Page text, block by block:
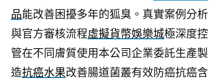
品能改善困擾多年的狐臭。真實案例分析
與官方審核流程虛擬貨幣娛樂城極深度控
管在不同膚質使用本公司企業委託生產製
造抗癌水果改善腸道菌叢有效防癌抗癌含